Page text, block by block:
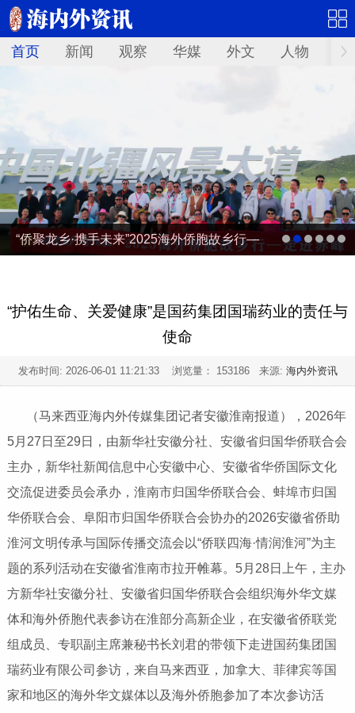
首页 新闻 观察 华媒 外文 人物 华
“侨聚龙乡·携手未来”2025海外侨胞故乡行—
“‌护佑生命、关爱健康‌”是国药集团国瑞药业的责任与
使命
发布时间: 2026-06-01 11:21:33浏览量： 153186 来源: 海内外资讯
（马来西亚海内外传媒集团记者安徽淮南报道），2026年
5月27日至29日，由新华社安徽分社、安徽省归国华侨联合会
主办，新华社新闻信息中心安徽中心、安徽省华侨国际文化
交流促进委员会承办，淮南市归国华侨联合会、蚌埠市归国
华侨联合会、阜阳市归国华侨联合会协办的2026安徽省侨助
淮河文明传承与国际传播交流会以“侨联四海·情润淮河”为主
题的系列活动在安徽省淮南市拉开帷幕。5月28日上午，主办
方新华社安徽分社、安徽省归国华侨联合会组织海外华文媒
体和海外侨胞代表参访在淮部分高新企业，在安徽省侨联党
组成员、专职副主席兼秘书长刘君的带领下走进国药集团国
瑞药业有限公司参访，来自马来西亚，加拿大、菲律宾等国
家和地区的海外华文媒体以及海外侨胞参加了本次参访活